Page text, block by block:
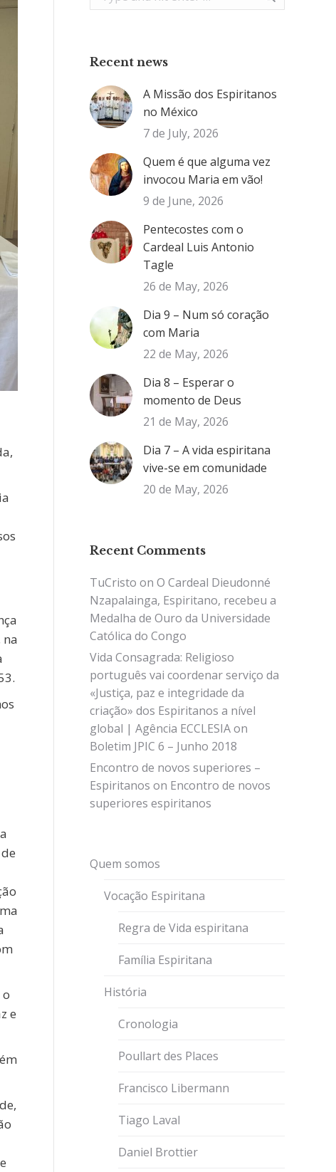
e
Recent news
A Missão dos Espiritanos
no México
7 de July, 2026
Quem é que alguma vez
invocou Maria em vão!
9 de June, 2026
Pentecostes com o
Cardeal Luis Antonio
Tagle
26 de May, 2026
Dia 9 – Num só coração
com Maria
22 de May, 2026
Dia 8 – Esperar o
momento de Deus
21 de May, 2026
Dia 7 – A vida espiritana
vive-se em comunidade
20 de May, 2026
Recent Comments
TuCristo on O Cardeal Dieudonné
Nzapalainga, Espiritano, recebeu a
Medalha de Ouro da Universidade
Católica do Congo
Vida Consagrada: Religioso
português vai coordenar serviço da
«Justiça, paz e integridade da
criação» dos Espiritanos a nível
global | Agência ECCLESIAon
Boletim JPIC 6 – Junho 2018
Encontro de novos superiores –
Espiritanos on Encontro de novos
superiores espiritanos
Quem somos
Vocação Espiritana
Regra de Vida espiritana
Família Espiritana
História
Cronologia
Poullart des Places
Francisco Libermann
Tiago Laval
Daniel Brottier